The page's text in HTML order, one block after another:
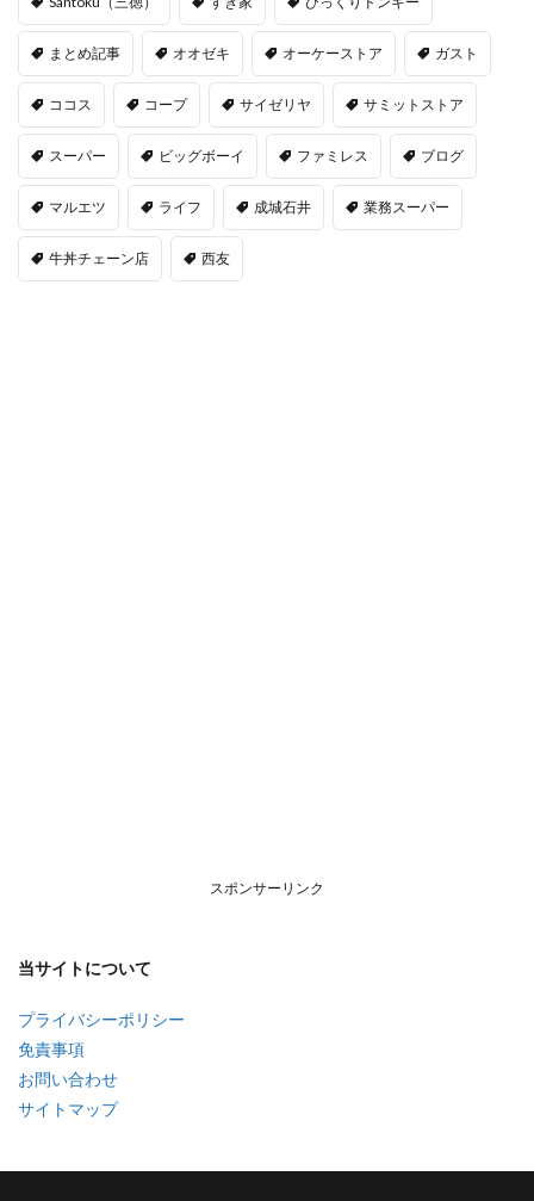
まとめ記事 オオゼキ オーケーストア ガスト
ココス コープ サイゼリヤ サミットストア
スーパー ビッグボーイ ファミレス ブログ
マルエツ ライフ 成城石井 業務スーパー
牛丼チェーン店 西友
スポンサーリンク
当サイトについて
プライバシーポリシー
免責事項
お問い合わせ
サイトマップ